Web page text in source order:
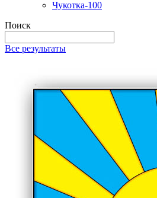
Чукотка-100
Поиск
Все результаты